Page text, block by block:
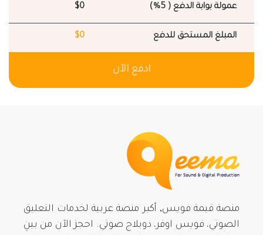
عمولة بوابة الدفع ( 5%)
$0
المبلغ المستحق للدفع $0
ادفع الآن
منصة قيمة فويس, أكبر منصة عربية لخدمات التعليق
الصوتي، فويس اوفر، دوبلاج صوتي. احجز الآن من بينِ